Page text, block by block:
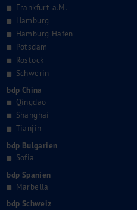
Frankfurt a.M.
Hamburg
Hamburg Hafen
Potsdam
Rostock
Schwerin
bdp China
Qingdao
Shanghai
Tianjin
bdp Bulgarien
Sofia
bdp Spanien
Marbella
bdp Schweiz